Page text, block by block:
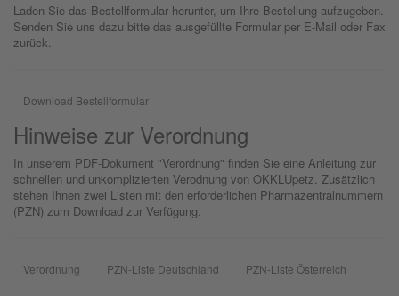
Laden Sie das Bestellformular herunter, um Ihre Bestellung aufzugeben.
Senden Sie uns dazu bitte das ausgefüllte Formular per E-Mail oder Fax
zurück.
Download Bestellformular
Hinweise zur Verordnung
In unserem PDF-Dokument "Verordnung" finden Sie eine Anleitung zur
schnellen und unkomplizierten Verodnung von OKKLUpetz. Zusätzlich
stehen Ihnen zwei Listen mit den erforderlichen Pharmazentralnummern
(PZN) zum Download zur Verfügung.
Verordnung PZN-Liste Deutschland PZN-Liste Österreich